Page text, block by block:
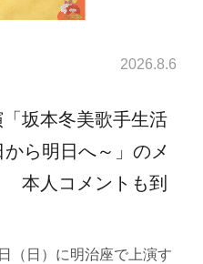
2026.8.6
坂本冬美歌手生活
ら明日へ～」のメ
本人コメントも到
（日）に明治座で上演す